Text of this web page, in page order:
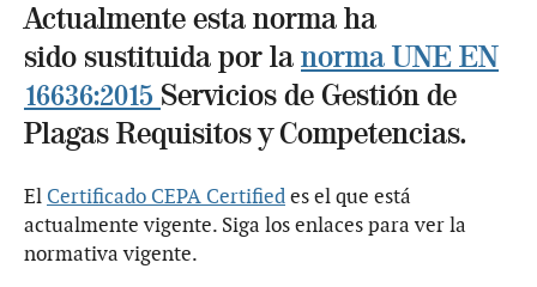
Actualmente esta norma ha
sido sustituida por la norma UNE EN
16636:2015 Servicios de Gestión de
Plagas Requisitos y Competencias.
El Certificado CEPA Certifiedes el que está
actualmente vigente. Siga los enlaces para ver la
normativa vigente.